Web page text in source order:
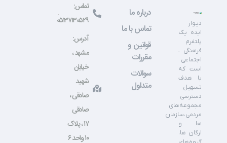
دیوار
ایده یک
پلتفرم
فرهنگی ـ
اجتماعی
است که
با هدف
تسهیل
دسترسی
مجموعه‌های
مردمی،سازمان
ها و
ارگان ها،
درباره ما
تماس با ما
قوانین و
مقررات
سوالات
متداول
تماس:
۰۵۱۳۷۱۳۰۵۲۹
آدرس:
مشهد ،
خیابان
شهید
صادقی ،
صادقی
۱۷ ، پلاک
۱۰ واحد ۶